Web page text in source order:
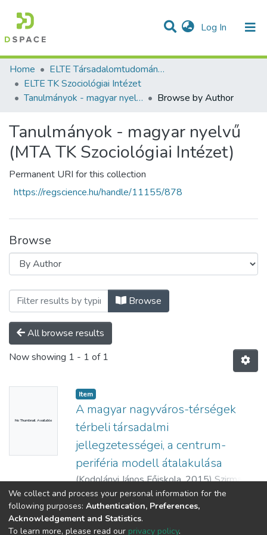
Log In (current)
Communities & Collections
All of DSpace
Home
ELTE Társadalomtudományi Kutatóközpont
ELTE TK Szociológiai Intézet
Tanulmányok - magyar nyelvű (MTA TK Szociológiai Intézet)
Browse by Author
Tanulmányok - magyar nyelvű
(MTA TK Szociológiai Intézet)
Permanent URI for this collection
https://regscience.hu/handle/11155/878
Browse
Browsing Tanulmányok - magyar
Browse
All browse results
Now showing 1 - 1 of 1
No Thumbnail Available
Item
A magyar nagyváros-térségek
térbeli társadalmi
jellegzetességei, a centrum-
periféria modell átalakulása
(Kodolányi János Főiskola,2015)Szirmai,
Viktória;Ferencz, Zoltán
Show more
We collect and process your personal information for the
following purposes: Authentication, Preferences,
Acknowledgement and Statistics.
To learn more, please read our privacy policy.